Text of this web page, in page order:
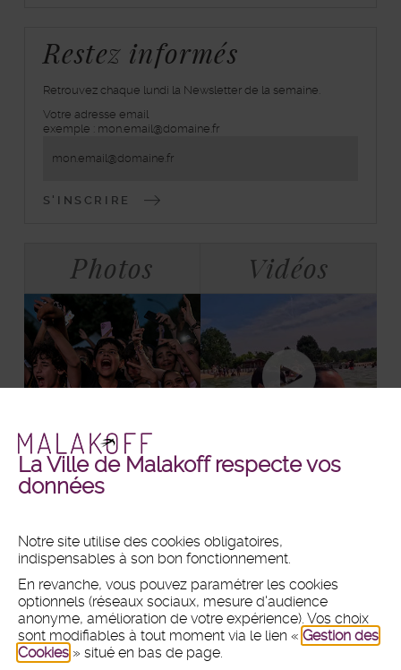
La Ville de Malakoff respecte vos
données
Notre site utilise des cookies obligatoires,
indispensables à son bon fonctionnement.
En revanche, vous pouvez paramétrer les cookies
optionnels (réseaux sociaux, mesure d'audience
anonyme, amélioration de votre expérience). Vos choix
sont modifiables à tout moment via le lien « Gestion des
Cookies » situé en bas de page.
Restez informés
Retrouvez chaque lundi la Newsletter de la semaine.
inscrivez-
vous
lettre
Votre adresse email
exemple : mon.email@domaine.fr
Photos Vidéos
Malakoff
en
+ DE PHOTOS
Malakoff
+ DE VIDÉOS
MAIRIE
Hôtel de ville
1 place du 11 Novembre 1918
CS 80031 - 92240 Malakoff
Tél : 01 47 46 75 00